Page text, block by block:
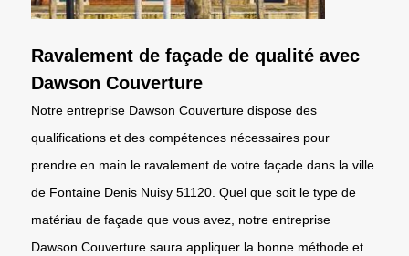
Ravalement de façade de qualité avec
Dawson Couverture
Notre entreprise Dawson Couverture dispose des
qualifications et des compétences nécessaires pour
prendre en main le ravalement de votre façade dans la ville
de Fontaine Denis Nuisy 51120. Quel que soit le type de
matériau de façade que vous avez, notre entreprise
Dawson Couverture saura appliquer la bonne méthode et